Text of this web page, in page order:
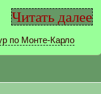
Читать далее
по Монте-Карло